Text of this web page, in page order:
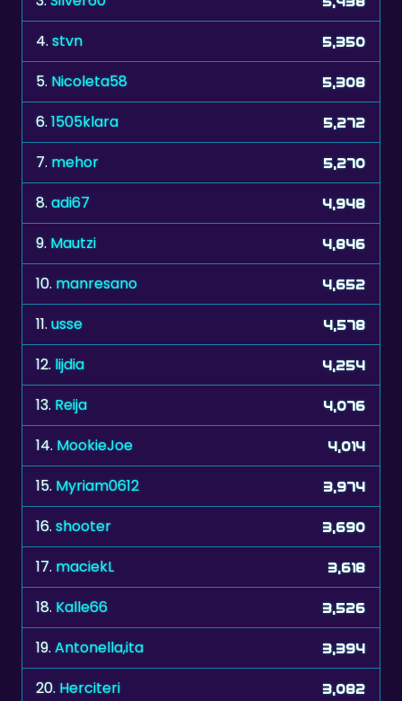
5. Nicoleta58 5,308
6. 1505klara 5,272
7. mehor 5,270
8. adi67 4,948
9. Mautzi 4,846
10.manresano 4,652
11. usse 4,578
12.lijdia 4,254
13. Reija 4,076
14.MookieJoe 4,014
15. Myriam0612 3,974
16. shooter 3,690
17. maciekL 3,618
18. Kalle66 3,526
19. Antonella,ita 3,394
20.Herciteri 3,082
21. ronald187 2,996